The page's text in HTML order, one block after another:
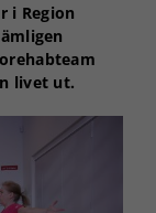
i Region
livet ut.